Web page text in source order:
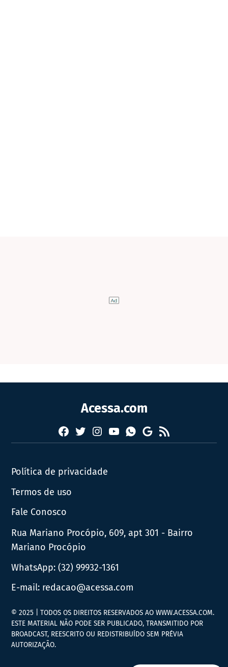
Acessa.com
Facebook
TwitterInstagram
YouTubeWhatsapp
Google
News
RSS
Política de privacidade
Termos de uso
Fale Conosco
Rua Mariano Procópio, 609, apt 301 - Bairro
Mariano Procópio
WhatsApp:(32) 99932-1361
E-mail: redacao@acessa.com
© 2025 | TODOS OS DIREITOS RESERVADOS AO WWW.ACESSA.COM.
ESTE MATERIAL NÃO PODE SER PUBLICADO, TRANSMITIDO POR
BROADCAST, REESCRITO OU REDISTRIBUÍDO SEM PRÉVIA
AUTORIZAÇÃO.